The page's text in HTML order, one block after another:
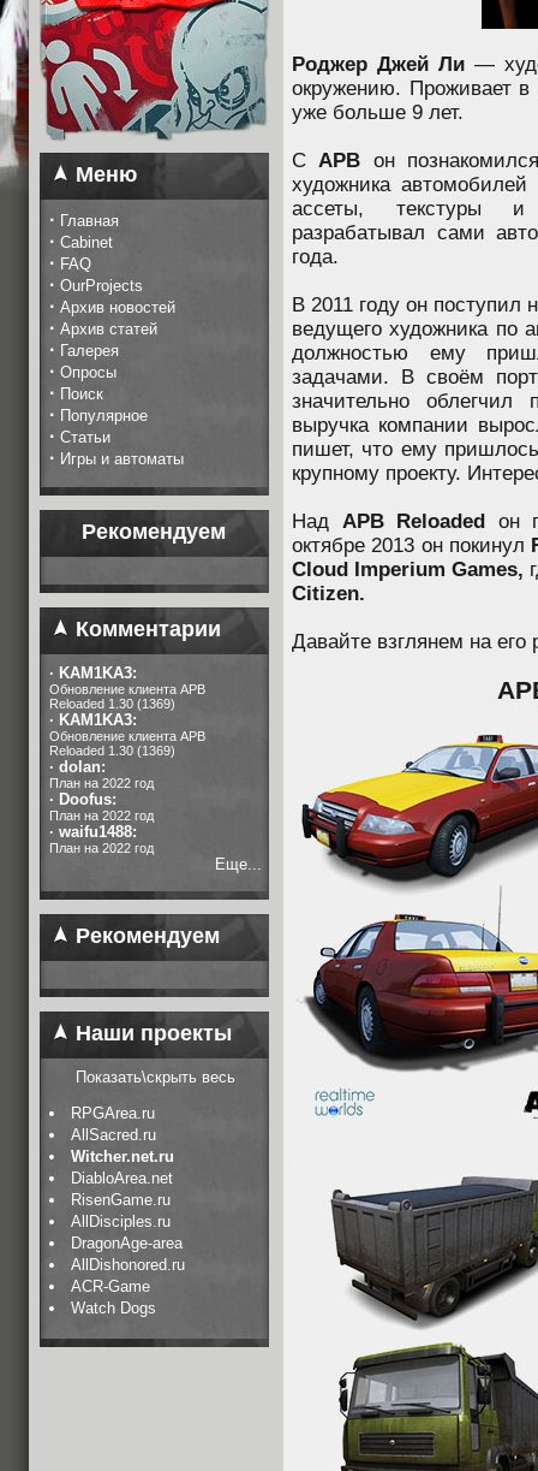
Меню
· Главная
· Cabinet
· FAQ
· OurProjects
· Архив новостей
· Архив статей
· Галерея
· Опросы
· Поиск
· Популярное
· Статьи
· Игры и автоматы
Рекомендуем
Комментарии
· KAM1KA3:
Обновление клиента APB
Reloaded 1.30 (1369)
· KAM1KA3:
Обновление клиента APB
Reloaded 1.30 (1369)
· dolan:
План на 2022 год
· Doofus:
План на 2022 год
· waifu1488:
План на 2022 год
Еще...
Рекомендуем
Наши проекты
Показать\скрыть весь
RPGArea.ru
AllSacred.ru
Witcher.net.ru
DiabloArea.net
RisenGame.ru
AllDisciples.ru
DragonAge-area
AllDishonored.ru
ACR-Game
Watch Dogs
Роджер Джей Ли —
окружению. Проживает в
уже больше 9 лет.
СAPB он
художника
ассеты, текстуры
разрабатывал сами
года.
В 2011 году он поступил
ведущего художника по
должностью ему
задачами. В своём
значительно облегчил
выручка компании
пишет, что ему
крупному проекту.
Над APB Reloaded он
октябре 2013 он покинул
Cloud Imperium Games,
Citizen.
Давайте взглянем на его